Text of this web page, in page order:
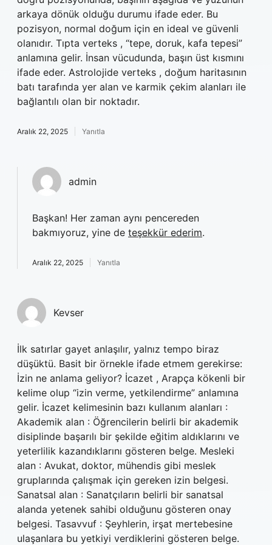
arkaya dönük olduğu durumu ifade eder. Bu
pozisyon, normal doğum için en ideal ve güvenli
olanıdır. Tıpta verteks , “tepe, doruk, kafa tepesi”
anlamına gelir. İnsan vücudunda, başın üst kısmını
ifade eder. Astrolojide verteks , doğum haritasının
batı tarafında yer alan ve karmik çekim alanları ile
bağlantılı olan bir noktadır.
Aralık 22, 2025 Yanıtla
admin
Başkan! Her zaman aynı pencereden
bakmıyoruz, yine de teşekkür ederim.
Aralık 22, 2025 Yanıtla
Kevser
İlk satırlar gayet anlaşılır, yalnız tempo biraz
düşüktü. Basit bir örnekle ifade etmem gerekirse:
İzin ne anlama geliyor? İcazet , Arapça kökenli bir
kelime olup “izin verme, yetkilendirme” anlamına
gelir. İcazet kelimesinin bazı kullanım alanları :
Akademik alan : Öğrencilerin belirli bir akademik
disiplinde başarılı bir şekilde eğitim aldıklarını ve
yeterlilik kazandıklarını gösteren belge. Mesleki
alan : Avukat, doktor, mühendis gibi meslek
gruplarında çalışmak için gereken izin belgesi.
Sanatsal alan : Sanatçıların belirli bir sanatsal
alanda yetenek sahibi olduğunu gösteren onay
belgesi. Tasavvuf : Şeyhlerin, irşat mertebesine
ulaşanlara bu yetkiyi verdiklerini gösteren belge.